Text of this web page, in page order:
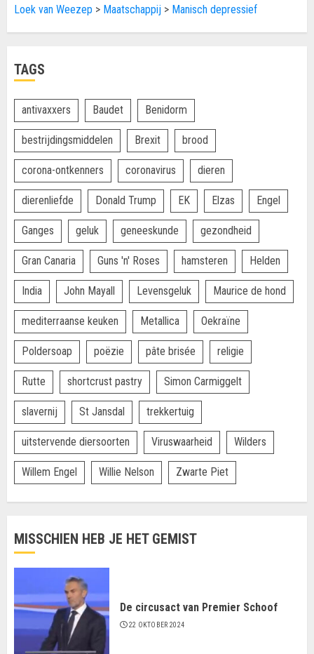
Loek van Weezep > Maatschappij > Manisch depressief
TAGS
antivaxxers Baudet Benidorm
bestrijdingsmiddelen Brexit brood
corona-ontkenners coronavirus dieren
dierenliefde Donald Trump EK Elzas Engel
Ganges geluk geneeskunde gezondheid
Gran Canaria Guns 'n' Roses hamsteren Helden
India John Mayall Levensgeluk Maurice de hond
mediterraanse keuken Metallica Oekraïne
Poldersoap poëzie pâte brisée religie
Rutte shortcrust pastry Simon Carmiggelt
slavernij St Jansdal trekkertuig
uitstervende diersoorten Viruswaarheid Wilders
Willem Engel Willie Nelson Zwarte Piet
MISSCHIEN HEB JE HET GEMIST
De circusact van Premier Schoof
22 OKTOBER 2024